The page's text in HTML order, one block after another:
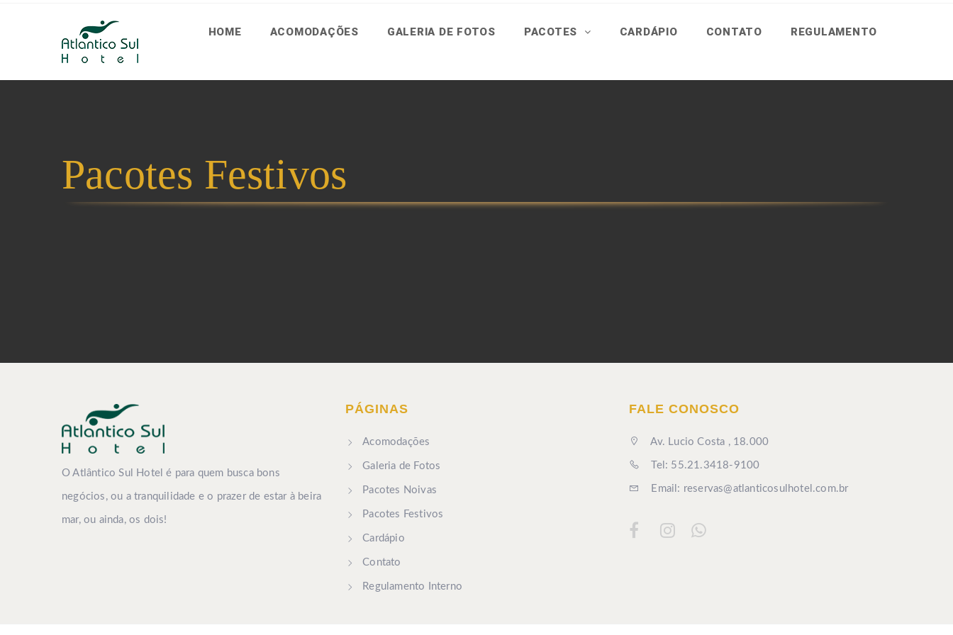
HOME ACOMODAÇÕES GALERIA DE FOTOS PACOTES CARDÁPIO CONTATO REGULAMENTO
Pacotes Festivos
O Atlântico Sul Hotel é para quem busca bons
negócios, ou a tranquilidade e o prazer de estar à beira
mar, ou ainda, os dois!
PÁGINAS
Acomodações
Galeria de Fotos
Pacotes Noivas
Pacotes Festivos
Cardápio
Contato
Regulamento Interno
FALE CONOSCO
Av. Lucio Costa , 18.000
Tel: 55.21.3418-9100
Email: reservas@atlanticosulhotel.com.br